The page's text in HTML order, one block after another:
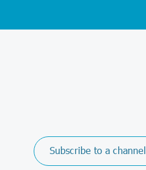
Subscribe to a channel